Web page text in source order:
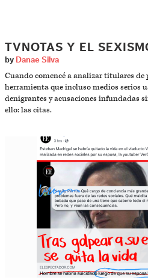
TVNOTAS Y EL
by Danae Silva
Cuando comencé a analizar titulares de
herramienta que incluso medios serios
denigrantes y acusaciones infundadas
ello: las citas.